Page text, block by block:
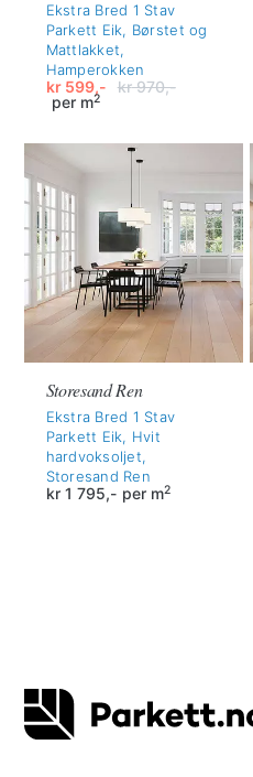
Ekstra Bred 1 Stav
Parkett Eik, Børstet og
Mattlakket,
Hamperokken
kr970,-
Opprinnelig
var:
kr 970,-.
kr599,-
Nåværende
er:
kr 599,-.
per m2
Storesand Ren
Ekstra Bred 1 Stav
Parkett Eik, Hvit
hardvoksoljet,
Storesand Ren
kr1 795,- per m2